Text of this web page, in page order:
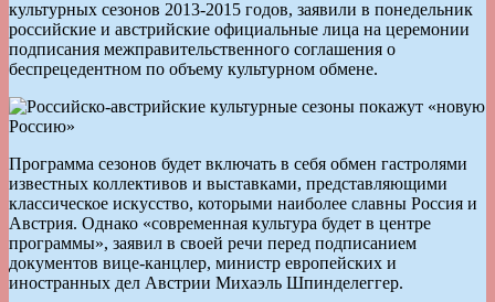
культурных сезонов 2013-2015 годов, заявили в понедельник
российские и австрийские официальные лица на церемонии
подписания межправительственного соглашения о
беспрецедентном по объему культурном обмене.
Программа сезонов будет включать в себя обмен гастролями
известных коллективов и выставками, представляющими
классическое искусство, которыми наиболее славны Россия и
Австрия. Однако «современная культура будет в центре
программы», заявил в своей речи перед подписанием
документов вице-канцлер, министр европейских и
иностранных дел Австрии Михаэль Шпинделеггер.